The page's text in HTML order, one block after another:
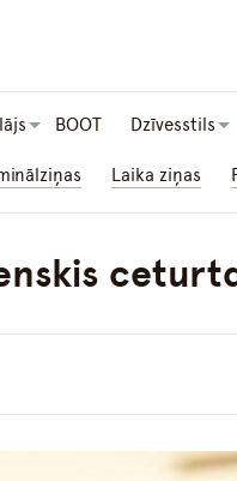
BOOT Dzīvesstils
Laika ziņas